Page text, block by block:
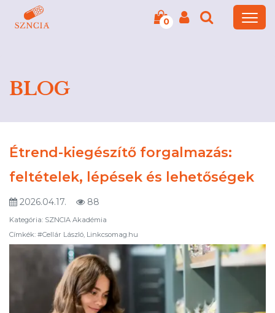
0
BLOG
Étrend-kiegészítő forgalmazás:
feltételek, lépések és lehetőségek
2026.04.17. 88
Kategória: SZNCIA Akadémia
Címkék: #Cellár László, Linkcsomag.hu